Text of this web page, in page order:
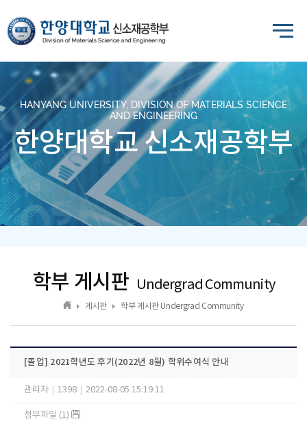
HANYANG UNIVERSITY, DIVISION OF MATERIALS SCIENCE
AND ENGINEERING
한양대학교 신소재공학부
학부 게시판 Undergrad Community
게시판 학부 게시판 Undergrad Community
[졸업] 2021학년도 후기(2022년 8월) 학위수여식 안내
관리자 1398 2022-08-05 15:19:11
첨부파일 (1)